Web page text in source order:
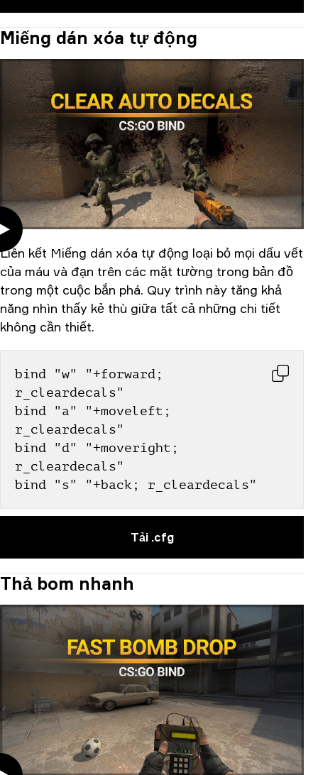
Miếng dán xóa tự động
Liên kết Miếng dán xóa tự động loại bỏ mọi dấu vết
của máu và đạn trên các mặt tường trong bản đồ
trong một cuộc bắn phá. Quy trình này tăng khả
năng nhìn thấy kẻ thù giữa tất cả những chi tiết
không cần thiết.
bind "w" "+forward;
r_cleardecals"
bind "a" "+moveleft;
r_cleardecals"
bind "d" "+moveright;
r_cleardecals"
bind "s" "+back; r_cleardecals"
Tải .cfg
Thả bom nhanh